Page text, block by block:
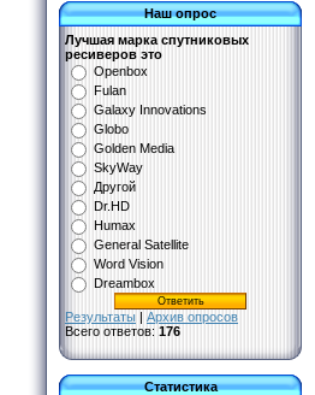
Наш опрос
Лучшая марка спутниковых
ресиверов это
Openbox
Fulan
Galaxy Innovations
Globo
Golden Media
SkyWay
Другой
Dr.HD
Humax
General Satellite
Word Vision
Dreambox
Результаты | Архив опросов
Всего ответов: 176
Статистика